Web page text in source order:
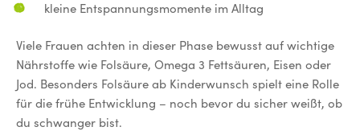
kleine Entspannungsmomente im Alltag
Viele Frauen achten in dieser Phase bewusst auf wichtige
Nährstoffe wie Folsäure, Omega 3 Fettsäuren, Eisen oder
Jod. Besonders Folsäure ab Kinderwunsch spielt eine Rolle
für die frühe Entwicklung – noch bevor du sicher weißt, ob
du schwanger bist.